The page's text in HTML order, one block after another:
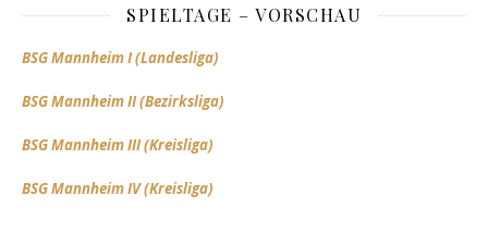
SPIELTAGE – VORSCHAU
BSG Mannheim I (Landesliga)
BSG Mannheim II (Bezirksliga)
BSG Mannheim III (Kreisliga)
BSG Mannheim IV (Kreisliga)